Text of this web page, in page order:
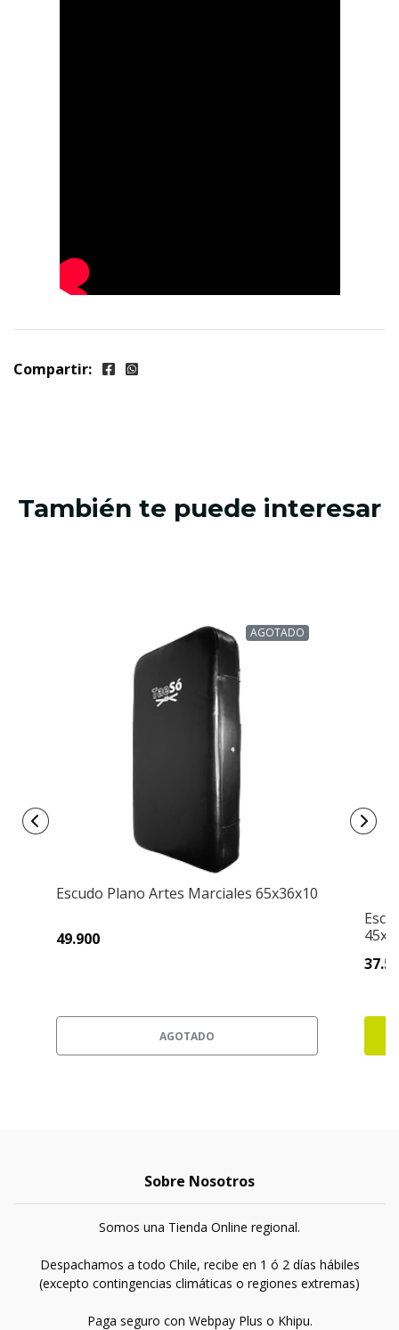
Compartir:
También te puede interesar
AGOTADO
Escudo Plano Artes Marciales 65x36x10
49.900
AGOTADO
Sobre Nosotros
Somos una Tienda Online regional.
Despachamos a todo Chile, recibe en 1 ó 2 días hábiles
(excepto contingencias climáticas o regiones extremas)
Paga seguro con Webpay Plus o Khipu.